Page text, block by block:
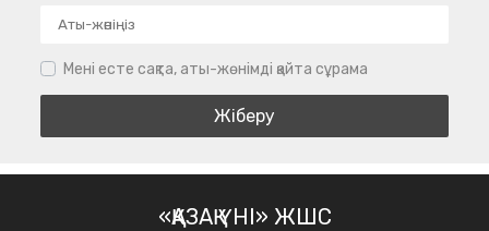
Мені есте сақта, аты-жөнімді қайта сұрама
«ҚАЗАҚ ҮНІ» ЖШС